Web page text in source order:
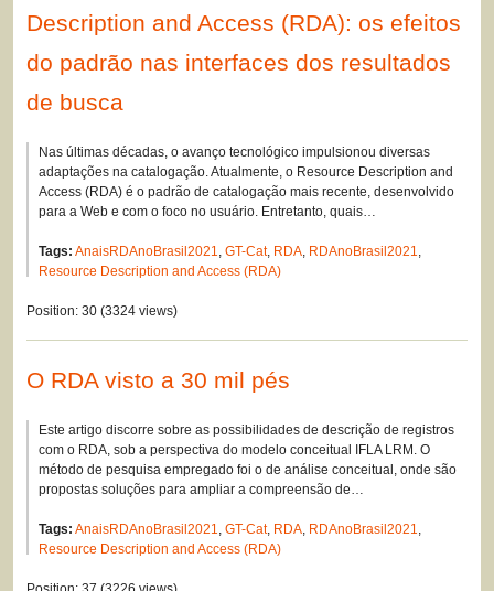
Description and Access (RDA): os efeitos
do padrão nas interfaces dos resultados
de busca
Nas últimas décadas, o avanço tecnológico impulsionou diversas
adaptações na catalogação. Atualmente, o Resource Description and
Access (RDA) é o padrão de catalogação mais recente, desenvolvido
para a Web e com o foco no usuário. Entretanto, quais…
Tags: AnaisRDAnoBrasil2021, GT-Cat, RDA, RDAnoBrasil2021,
Resource Description and Access (RDA)
Position: 30 (3324 views)
O RDA visto a 30 mil pés
Este artigo discorre sobre as possibilidades de descrição de registros
com o RDA, sob a perspectiva do modelo conceitual IFLA LRM. O
método de pesquisa empregado foi o de análise conceitual, onde são
propostas soluções para ampliar a compreensão de…
Tags: AnaisRDAnoBrasil2021, GT-Cat, RDA, RDAnoBrasil2021,
Resource Description and Access (RDA)